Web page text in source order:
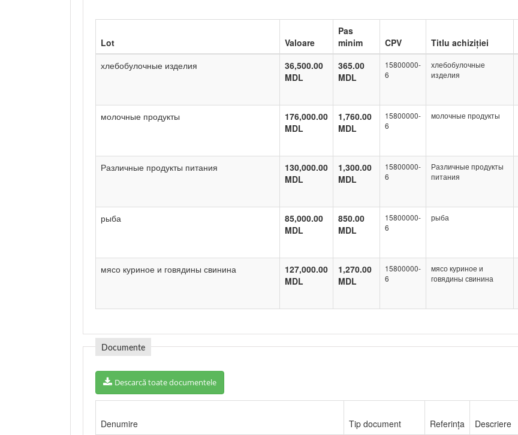
Lot Valoare
Pas
minim
CPV Titlu achiziției
хлебобулочные изделия
36,500.00
MDL
365.00
MDL
15800000-
6
хлебобулочные
изделия
молочные продукты
176,000.00
MDL
1,760.00
MDL
15800000-
6
молочные продукты
Различные продукты питания
130,000.00
MDL
1,300.00
MDL
15800000-
6
Различные продукты
питания
рыба
85,000.00
MDL
850.00
MDL
15800000-
6
рыба
мясо куриное и говядины свинина
127,000.00
MDL
1,270.00
MDL
15800000-
6
мясо куриное и
говядины свинина
Documente
Descarcă toate documentele
Denumire Tip document Referința Descriere